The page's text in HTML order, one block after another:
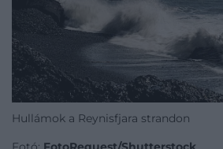
Hullámok a Reynisfjara strandon